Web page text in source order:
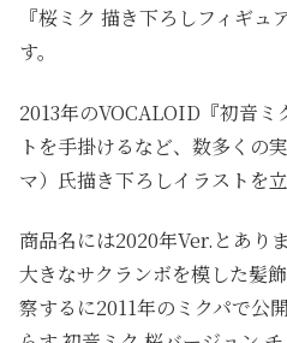
『桜ミク 描き下ろしフィギ
す。
2013年のVOCALOID『初音ミ
トを手掛けるなど、数多くの
マ）氏描き下ろしイラストを
商品名には2020年Ver.とありま
大きなサクランボを模した髪
察するに2011年のミクパで公